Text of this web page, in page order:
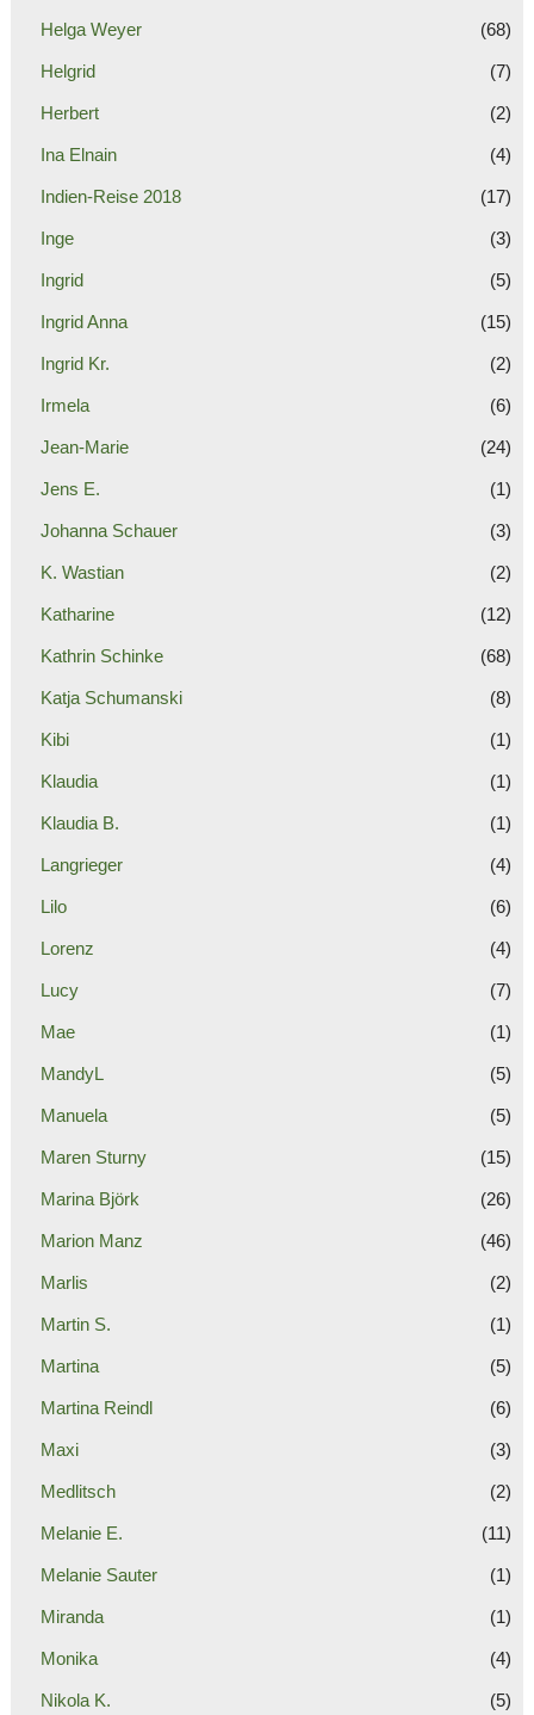
Helga Weyer (68)
Helgrid (7)
Herbert (2)
Ina Elnain (4)
Indien-Reise 2018 (17)
Inge (3)
Ingrid (5)
Ingrid Anna (15)
Ingrid Kr. (2)
Irmela (6)
Jean-Marie (24)
Jens E. (1)
Johanna Schauer (3)
K. Wastian (2)
Katharine (12)
Kathrin Schinke (68)
Katja Schumanski (8)
Kibi (1)
Klaudia (1)
Klaudia B. (1)
Langrieger (4)
Lilo (6)
Lorenz (4)
Lucy (7)
Mae (1)
MandyL (5)
Manuela (5)
Maren Sturny (15)
Marina Björk (26)
Marion Manz (46)
Marlis (2)
Martin S. (1)
Martina (5)
Martina Reindl (6)
Maxi (3)
Medlitsch (2)
Melanie E. (11)
Melanie Sauter (1)
Miranda (1)
Monika (4)
Nikola K. (5)